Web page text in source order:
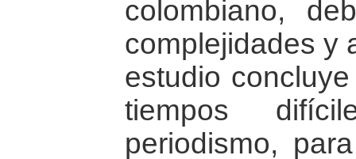
colombiano,
complejidades y
estudio
tiempos
periodismo,